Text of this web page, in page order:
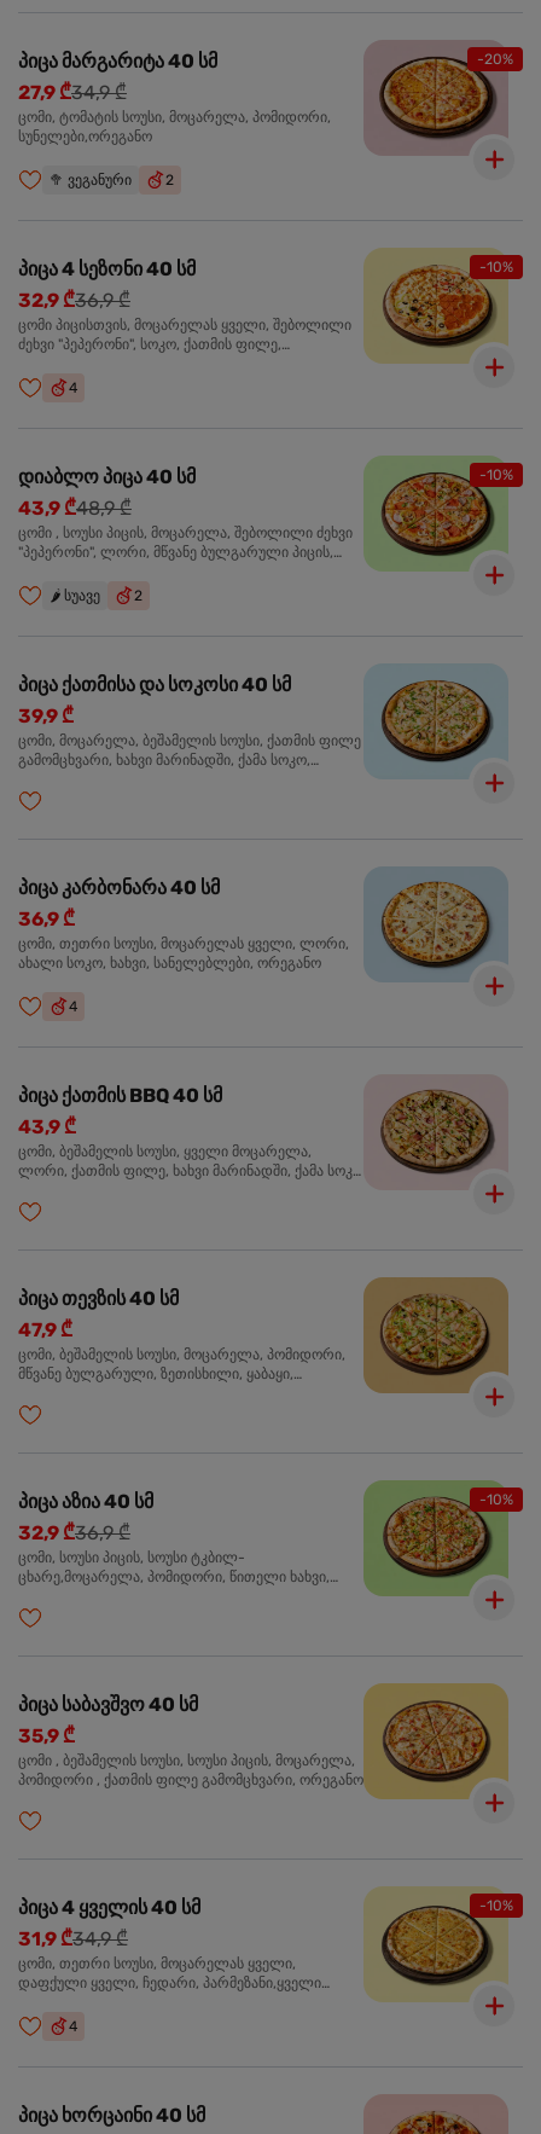
-20%
პიცა მარგარიტა 40 სმ
27,9 ₾34,9 ₾
ცომი, ტომატის სოუსი, მოცარელა, პომიდორი,
სუნელები,ორეგანო
🥦 ვეგანური 2
-10%
პიცა 4 სეზონი 40 სმ
32,9 ₾36,9 ₾
ცომი პიცისთვის, მოცარელას ყველი, შებოლილი
ძეხვი "პეპერონი", სოკო, ქათმის ფილე,
4
-10%
დიაბლო პიცა 40 სმ
43,9 ₾48,9 ₾
ცომი , სოუსი პიცის, მოცარელა, შებოლილი ძეხვი
"პეპერონი", ლორი, მწვანე ბულგარული პიცის,
🌶️ სუავე 2
პიცა ქათმისა და სოკოსი 40 სმ
39,9 ₾
ცომი, მოცარელა, ბეშამელის სოუსი, ქათმის ფილე
გამომცხვარი, ხახვი მარინადში, ქამა სოკო,
პიცა კარბონარა 40 სმ
36,9 ₾
ცომი, თეთრი სოუსი, მოცარელას ყველი, ლორი,
ახალი სოკო, ხახვი, სანელებლები, ორეგანო
4
პიცა ქათმის BBQ 40 სმ
43,9 ₾
ცომი, ბეშამელის სოუსი, ყველი მოცარელა,
ლორი, ქათმის ფილე, ხახვი მარინადში, ქამა სოკო
პიცა თევზის 40 სმ
47,9 ₾
ცომი, ბეშამელის სოუსი, მოცარელა, პომიდორი,
მწვანე ბულგარული, ზეთისხილი, ყაბაყი,
ორეგანო
-10%
პიცა აზია 40 სმ
32,9 ₾36,9 ₾
ცომი, სოუსი პიცის, სოუსი ტკბილ-
ცხარე,მოცარელა, პომიდორი, წითელი ხახვი,
სეზამის მარცვლის ნაზავი, ქინძი, ორეგანო
პიცა საბავშვო 40 სმ
35,9 ₾
ცომი , ბეშამელის სოუსი, სოუსი პიცის, მოცარელა,
პომიდორი , ქათმის ფილე გამომცხვარი, ორეგანო
-10%
პიცა 4 ყველის 40 სმ
31,9 ₾34,9 ₾
ცომი, თეთრი სოუსი, მოცარელას ყველი,
დაფქული ყველი, ჩედარი, პარმეზანი,ყველი
4
პიცა ხორცაინი 40 სმ